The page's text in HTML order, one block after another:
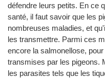
défendre leurs petits. En ce
santé, il faut savoir que les
nombreuses maladies, et
les transmettre. Parmi ces
encore la salmonellose,
transmises par les pigeons.
les parasites tels que les